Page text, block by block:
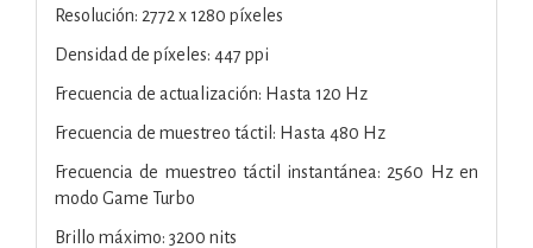
Resolución: 2772 x 1280 píxeles
Densidad de píxeles: 447 ppi
Frecuencia de actualización: Hasta 120 Hz
Frecuencia de muestreo táctil: Hasta 480 Hz
Frecuencia de muestreo táctil instantánea: 2560 Hz en
modo Game Turbo
Brillo máximo: 3200 nits